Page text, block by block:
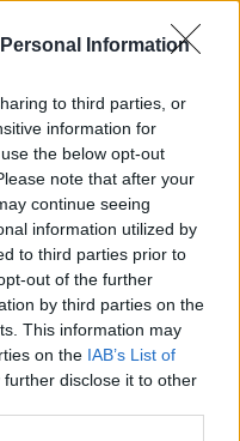
Information
to third parties, or
information for
the below opt-out
note that after your
continue seeing
information utilized by
to third parties prior to
out of the further
by third parties on the
This information may
on the IAB’s List of
further disclose it to other
Google Newsκαι
στοInstagram